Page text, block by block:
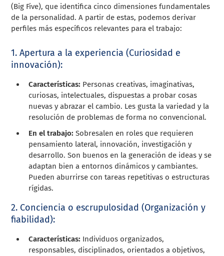
(Big Five), que identifica cinco dimensiones fundamentales
de la personalidad. A partir de estas, podemos derivar
perfiles más específicos relevantes para el trabajo:
1. Apertura a la experiencia (Curiosidad e
innovación):
Características: Personas creativas, imaginativas,
curiosas, intelectuales, dispuestas a probar cosas
nuevas y abrazar el cambio. Les gusta la variedad y la
resolución de problemas de forma no convencional.
En el trabajo: Sobresalen en roles que requieren
pensamiento lateral, innovación, investigación y
desarrollo. Son buenos en la generación de ideas y se
adaptan bien a entornos dinámicos y cambiantes.
Pueden aburrirse con tareas repetitivas o estructuras
rígidas.
2. Conciencia o escrupulosidad (Organización y
fiabilidad):
Características: Individuos organizados,
responsables, disciplinados, orientados a objetivos,